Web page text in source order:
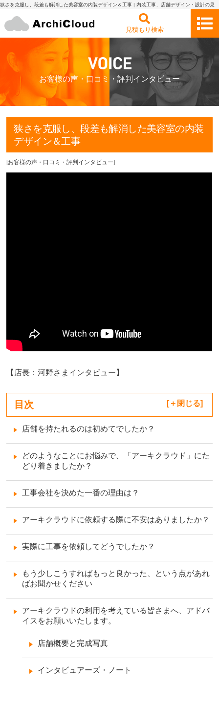
狭さを克服し、段差も解消した美容室の内装デザイン＆工事 | 内装工事、店舗デザイン・設計の見
見積もり検索
お客様の声・口コミ・評判インタビュー
狭さを克服し、段差も解消した美容室の内装
デザイン＆工事
[お客様の声・口コミ・評判インタビュー]
【店長：河野さまインタビュー】
目次 [ 閉じる]
店舗を持たれるのは初めてでしたか？
どのようなことにお悩みで、「アーキクラウド」にた
どり着きましたか？
工事会社を決めた一番の理由は？
アーキクラウドに依頼する際に不安はありましたか？
実際に工事を依頼してどうでしたか？
もう少しこうすればもっと良かった、という点があれ
ばお聞かせください
アーキクラウドの利用を考えている皆さまへ、アドバ
イスをお願いいたします。
店舗概要と完成写真
インタビュアーズ・ノート